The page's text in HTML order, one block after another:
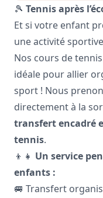
🎾 Tennis après
Et si votre enfant
une activité
Nos cours de
idéale pour allier
sport ! Nous
directement à la
transfert encadré
tennis.
👦👧 Un service
enfants :
🚐 Transfert